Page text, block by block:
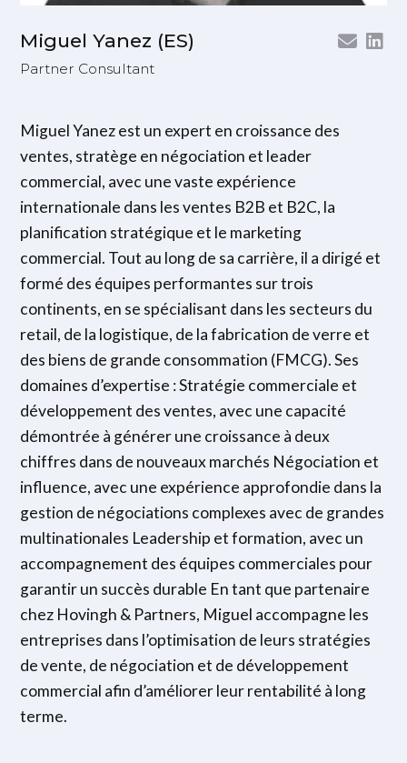
Miguel Yanez (ES)
Partner Consultant
Miguel Yanez est un expert en croissance des
ventes, stratège en négociation et leader
commercial, avec une vaste expérience
internationale dans les ventes B2B et B2C, la
planification stratégique et le marketing
commercial. Tout au long de sa carrière, il a dirigé et
formé des équipes performantes sur trois
continents, en se spécialisant dans les secteurs du
retail, de la logistique, de la fabrication de verre et
des biens de grande consommation (FMCG). Ses
domaines d’expertise : Stratégie commerciale et
développement des ventes, avec une capacité
démontrée à générer une croissance à deux
chiffres dans de nouveaux marchés Négociation et
influence, avec une expérience approfondie dans la
gestion de négociations complexes avec de grandes
multinationales Leadership et formation, avec un
accompagnement des équipes commerciales pour
garantir un succès durable En tant que partenaire
chez Hovingh & Partners, Miguel accompagne les
entreprises dans l’optimisation de leurs stratégies
de vente, de négociation et de développement
commercial afin d’améliorer leur rentabilité à long
terme.